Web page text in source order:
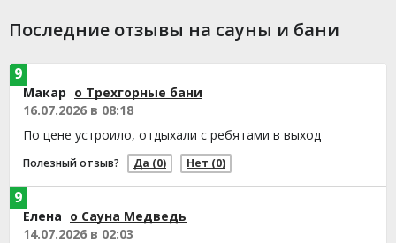
Последние отзывы на сауны и бани
Макар о Трехгорные бани
16.07.2026 в 08:18
По цене устроило, отдыхали с ребятами в выход
Полезный отзыв? Да (0) Нет (0)
9
Елена о Сауна Медведь
14.07.2026 в 02:03
9